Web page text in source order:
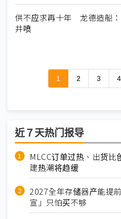
供不应求再十年 龙德造船
井喷
1 2 3 4
近７天热门报导
MLCC订单过热、出货
建热潮将趋缓
2027全年存储器产能提
宣」只怕买不够